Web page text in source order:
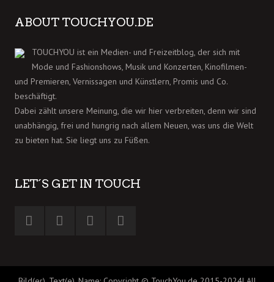
ABOUT TOUCHYOU.DE
TOUCHYOU ist ein Medien- und Freizeitblog, der sich mit
Mode und Fashionshows, Musik und Konzerten, Kinofilmen-
und Premieren, Vernissagen und Künstlern, Promis und Co.
beschäftigt.
Dabei zählt unsere Meinung, die wir hier verbreiten, denn wir sind
unabhängig, frei und hungrig nach allem Neuen, was uns die Welt
zu bieten hat. Sie liegt uns zu Füßen.
LET´S GET IN TOUCH